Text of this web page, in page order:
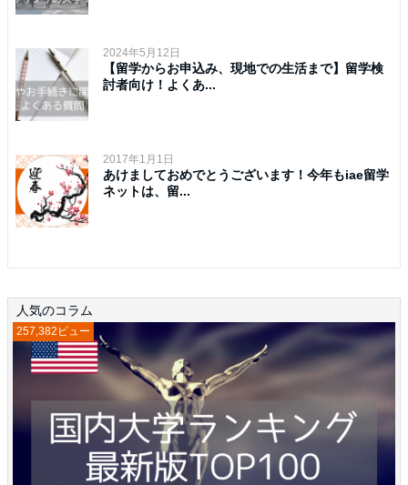
2024年5月12日
【留学からお申込み、現地での生活まで】留学検
討者向け！よくあ...
2017年1月1日
あけましておめでとうございます！今年もiae留学
ネットは、留...
人気のコラム
257,382ビュー